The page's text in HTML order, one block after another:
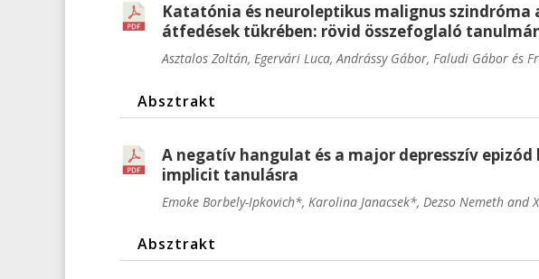
Katatónia és neuroleptikus malignus
átfedések tükrében: rövid összefoglaló
Asztalos Zoltán, Egervári Luca, Andrássy Gábor, Faludi Gábor és
Absztrakt
A negatív hangulat és a major depresszív
implicit tanulásra
Emoke Borbely-Ipkovich*, Karolina Janacsek*, Dezso Nemeth and
Absztrakt